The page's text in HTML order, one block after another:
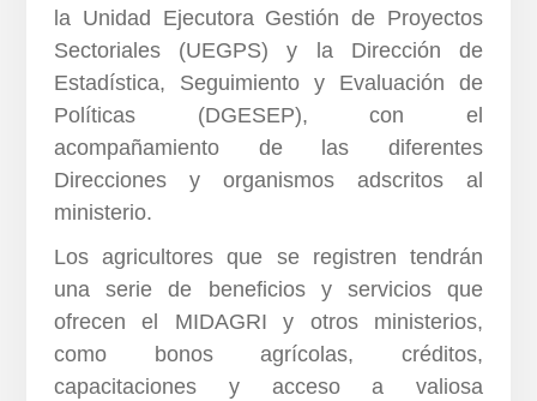
la Unidad Ejecutora Gestión de Proyectos
Sectoriales (UEGPS) y la Dirección de
Estadística, Seguimiento y Evaluación de
Políticas (DGESEP), con el
acompañamiento de las diferentes
Direcciones y organismos adscritos al
ministerio.
Los agricultores que se registren tendrán
una serie de beneficios y servicios que
ofrecen el MIDAGRI y otros ministerios,
como bonos agrícolas, créditos,
capacitaciones y acceso a valiosa